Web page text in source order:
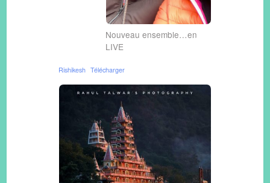
Nouveau ensemble…en
LIVE
Rishikesh Télécharger